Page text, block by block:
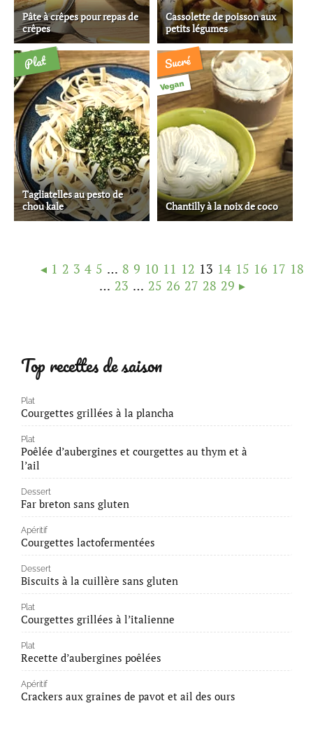
Pâte à crêpes pour repas de
crêpes
Cassolette de poisson aux
petits légumes
Plat
Tagliatelles au pesto de
chou kale
Sucré
Vegan
Chantilly à la noix de coco
◂ 1 2 3 4 5 … 8 9 10 11 12 13 14 15 16 17 18
… 23 … 25 26 27 28 29 ▸
Top recettes de saison
Plat
Courgettes grillées à la plancha
Plat
Poêlée d’aubergines et courgettes au thym et à
l’ail
Dessert
Far breton sans gluten
Apéritif
Courgettes lactofermentées
Dessert
Biscuits à la cuillère sans gluten
Plat
Courgettes grillées à l’italienne
Plat
Recette d’aubergines poêlées
Apéritif
Crackers aux graines de pavot et ail des ours